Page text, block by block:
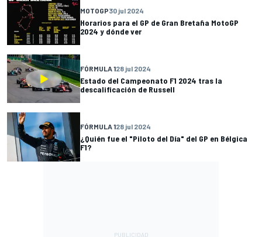
MOTOGP30 jul 2024
Horarios para el GP de Gran Bretaña MotoGP
2024 y dónde ver
FÓRMULA 128 jul 2024
Estado del Campeonato F1 2024 tras la
descalificación de Russell
FÓRMULA 128 jul 2024
¿Quién fue el "Piloto del Día" del GP en Bélgica
F1?